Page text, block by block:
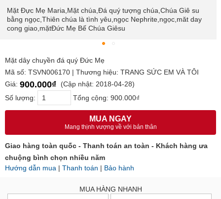
Mặt Đực Mẹ Maria,Mặt chúa,Đá quý tượng chúa,Chúa Giê su
bằng ngọc,Thiên chúa là tình yêu,ngọc Nephrite,ngọc,măt day
cong giao,mặtĐức Mẹ Bế Chúa Giêsu
Mặt dây chuyền đá quý Đức Mẹ
Mã số: TSVN006170 | Thương hiệu: TRANG SỨC EM VÀ TÔI
Giá: 900.000₫
(Cập nhật: 2018-04-28)
Số lượng:
Tổng cộng: 900.000₫
MUA NGAY
Mang thịnh vượng về với bản thân
Giao hàng toàn quốc - Thanh toán an toàn - Khách hàng ưa
chuộng bình chọn nhiều năm
Hướng dẫn mua | Thanh toán | Bảo hành
MUA HÀNG NHANH